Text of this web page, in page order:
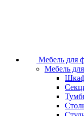
Мебель для
Мебель